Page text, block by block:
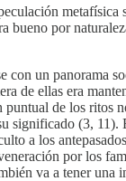
por
un
ellas era
de los
(3,
a los
por los
va a tener una